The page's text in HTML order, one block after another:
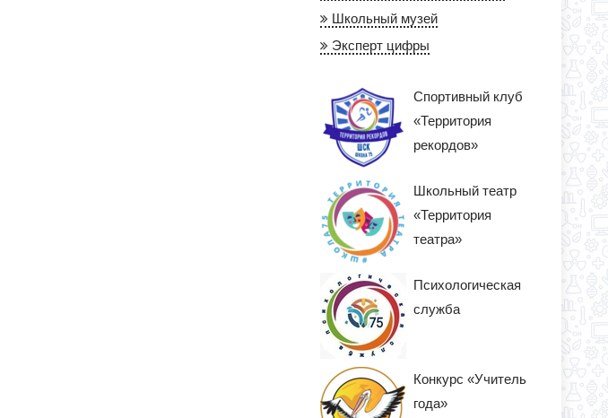
Школьный музей
Эксперт цифры
Спортивный клуб
«Территория
рекордов»
Школьный театр
«Территория
театра»
Психологическая
служба
Конкурс «Учитель
года»